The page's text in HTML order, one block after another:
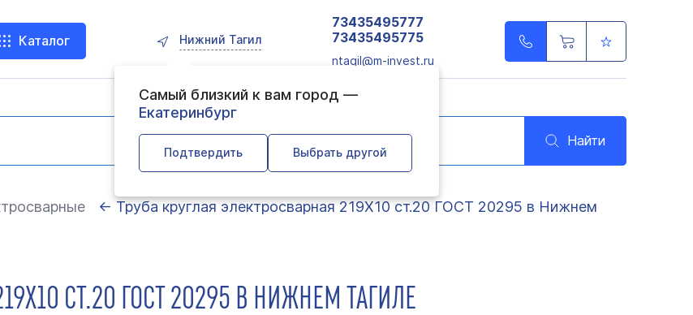
Каталог Нижний Тагил
Самый близкий к вам город —
Екатеринбург
Подтвердить Выбрать другой
73435495777
73435495775
ntagil@m-invest.ru
Найти
← Труба круглая электросварная 219Х10 ст.20 ГОСТ 20295 в Нижнем
СТ.20 ГОСТ 20295 В НИЖНЕМ ТАГИЛЕ